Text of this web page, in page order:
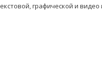
графической и